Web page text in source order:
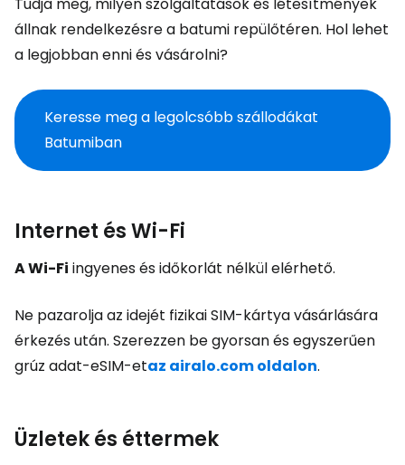
állnak rendelkezésre a batumi repülőtéren. Hol lehet
a legjobban enni és vásárolni?
Keresse meg a legolcsóbb szállodákat
Batumiban
Internet és Wi-Fi
A Wi-Fi ingyenes és időkorlát nélkül elérhető.
Ne pazarolja az idejét fizikai SIM-kártya vásárlására
érkezés után. Szerezzen be gyorsan és egyszerűen
grúz adat-eSIM-etaz airalo.com oldalon.
Üzletek és éttermek